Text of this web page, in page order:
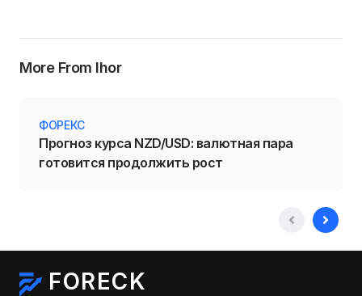
More From Ihor
ФОРЕКС
Прогноз курса NZD/USD: валютная пара
готовится продолжить рост
FORECK